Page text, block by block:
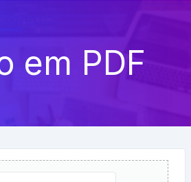
em PDF